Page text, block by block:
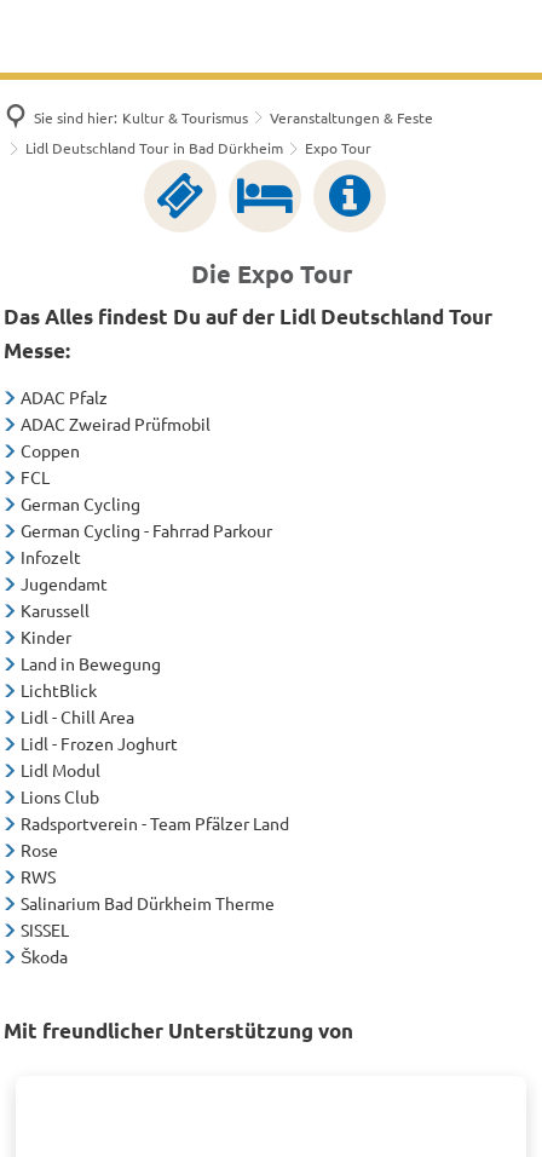
Sie sind hier: Kultur & Tourismus
Veranstaltungen & Feste
Lidl Deutschland Tour in Bad Dürkheim
Expo Tour
Die Expo Tour
Das Alles findest Du auf der Lidl Deutschland Tour
Messe:
ADAC Pfalz
ADAC Zweirad Prüfmobil
Coppen
FCL
German Cycling
German Cycling - Fahrrad Parkour
Infozelt
Jugendamt
Karussell
Kinder
Land in Bewegung
LichtBlick
Lidl - Chill Area
Lidl - Frozen Joghurt
Lidl Modul
Lions Club
Radsportverein - Team Pfälzer Land
Rose
RWS
Salinarium Bad Dürkheim Therme
SISSEL
Škoda
Mit freundlicher Unterstützung von